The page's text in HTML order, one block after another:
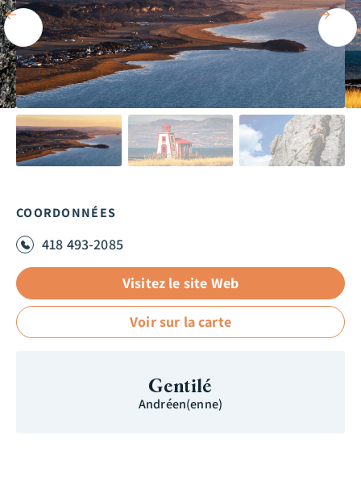
COORDONNÉES
418 493-2085
Visitez le site Web
Voir sur la carte
Gentilé
Andréen(enne)